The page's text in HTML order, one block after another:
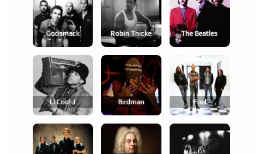
Godsmack Robin Thicke The Beatles
Ll Cool J Birdman Fuel